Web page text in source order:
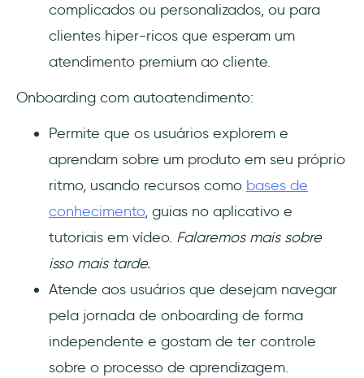
complicados ou personalizados, ou para
clientes hiper-ricos que esperam um
atendimento premium ao cliente.
Onboarding com autoatendimento:
Permite que os usuários explorem e
aprendam sobre um produto em seu próprio
ritmo, usando recursos como bases de
conhecimento, guias no aplicativo e
tutoriais em vídeo. Falaremos mais sobre
isso mais tarde.
Atende aos usuários que desejam navegar
pela jornada de onboarding de forma
independente e gostam de ter controle
sobre o processo de aprendizagem.